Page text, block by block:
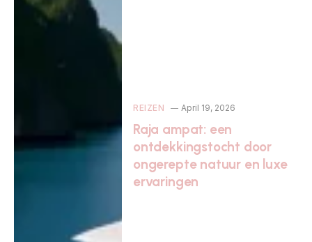
REIZEN April 19, 2026
Raja ampat: een
ontdekkingstocht door
ongerepte natuur en luxe
ervaringen